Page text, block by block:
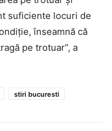
suficiente locuri de
înseamnă că
pe trotuar”, a
stiri bucuresti